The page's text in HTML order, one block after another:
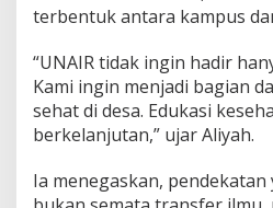
terbentuk antara kampus
“UNAIR tidak ingin hadir
Kami ingin menjadi bagian
sehat di desa. Edukasi
berkelanjutan,” ujar Aliyah.
Ia menegaskan,